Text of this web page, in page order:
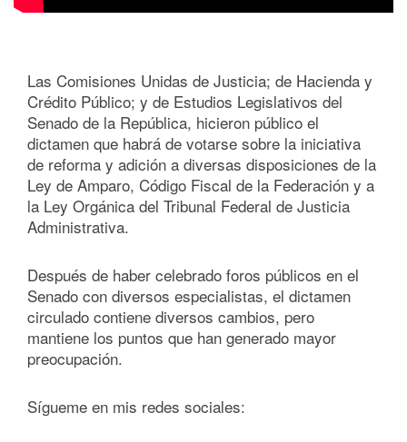
Las Comisiones Unidas de Justicia; de Hacienda y
Crédito Público; y de Estudios Legislativos del
Senado de la República, hicieron público el
dictamen que habrá de votarse sobre la iniciativa
de reforma y adición a diversas disposiciones de la
Ley de Amparo, Código Fiscal de la Federación y a
la Ley Orgánica del Tribunal Federal de Justicia
Administrativa.
Después de haber celebrado foros públicos en el
Senado con diversos especialistas, el dictamen
circulado contiene diversos cambios, pero
mantiene los puntos que han generado mayor
preocupación.
Sígueme en mis redes sociales: